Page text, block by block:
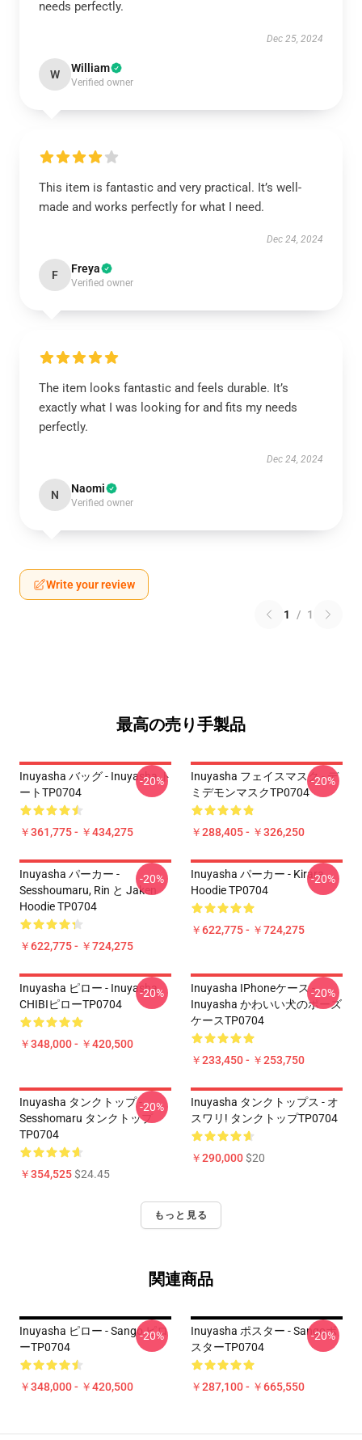
needs perfectly.
Dec 25, 2024
W William
Verified owner
This item is fantastic and very practical. It’s well-
made and works perfectly for what I need.
Dec 24, 2024
F Freya
Verified owner
The item looks fantastic and feels durable. It’s
exactly what I was looking for and fits my needs
perfectly.
Dec 24, 2024
N Naomi
Verified owner
Write your review
1 / 1
最高の売り手製品
Inuyasha バッグ - Inuyasha ト
ートTP0704
￥361,775 - ￥434,275
-20%
Inuyasha フェイスマスク - デ
ミデモンマスクTP0704
￥288,405 - ￥326,250
-20%
Inuyasha パーカー -
Sesshoumaru, Rin と Jaken
Hoodie TP0704
￥622,775 - ￥724,275
-20%
Inuyasha パーカー - Kirara
Hoodie TP0704
￥622,775 - ￥724,275
-20%
Inuyasha ピロー - Inuyasha
CHIBIピローTP0704
￥348,000 - ￥420,500
-20%
Inuyasha IPhoneケース -
Inuyasha かわいい犬のポーズ
ケースTP0704
￥233,450 - ￥253,750
-20%
Inuyasha タンクトップ -
Sesshomaru タンクトップ
TP0704
￥354,525$24.45
-20%
Inuyasha タンクトップス - オ
スワリ! タンクトップTP0704
￥290,000$20
もっと見る
関連商品
Inuyasha ピロー - Sango ピロ
ーTP0704
￥348,000 - ￥420,500
-20%
Inuyasha ポスター - Sangoポ
スターTP0704
￥287,100 - ￥665,550
-20%